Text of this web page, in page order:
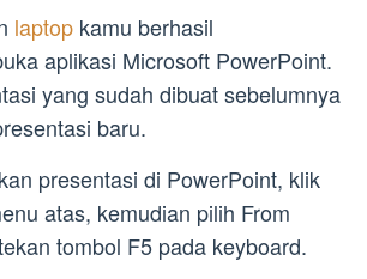
laptop kamu berhasil
aplikasi Microsoft PowerPoint.
yang sudah dibuat sebelumnya
baru.
presentasi di PowerPoint, klik
atas, kemudian pilih From
tombol F5 pada keyboard.